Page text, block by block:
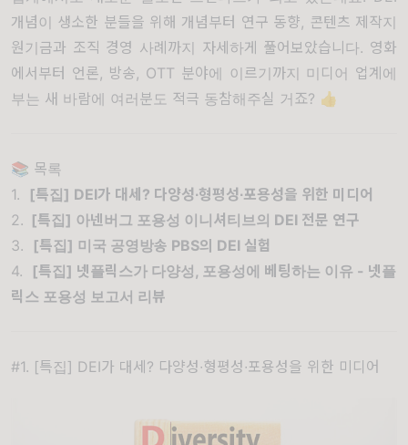
개념이 생소한 분들을 위해 개념부터 연구 동향, 콘텐츠 제작지
원기금과 조직 경영 사례까지 자세하게 풀어보았습니다. 영화
에서부터 언론, 방송, OTT 분야에 이르기까지 미디어 업계에
부는 새 바람에 여러분도 적극 동참해주실 거죠? 👍
📚 목록
1.
[특집] DEI가 대세? 다양성∙형평성∙포용성을 위한 미디어
2. [특집] 아넨버그 포용성 이니셔티브의 DEI 전문 연구
3.
[특집] 미국 공영방송 PBS의 DEI 실험
4. [특집] 넷플릭스가 다양성, 포용성에 베팅하는 이유 - 넷플
릭스 포용성 보고서 리뷰
#1. [특집] DEI가 대세? 다양성∙형평성∙포용성을 위한 미디어